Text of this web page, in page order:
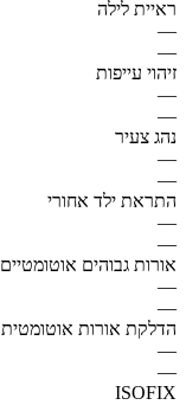
ראיית לילה
—
—
זיהוי עייפות
—
—
נהג צעיר
—
—
התראת ילד אחורי
—
—
אורות גבוהים אוטומטיים
—
—
הדלקת אורות אוטומטית
—
—
ISOFIX